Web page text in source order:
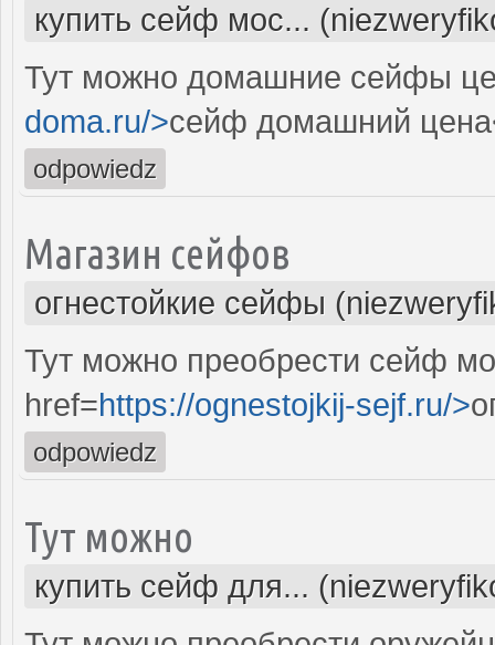
купить сейф мос...
Тут можно домашние сейфы
doma.ru/>сейф домашний
odpowiedz
Магазин сейфов
огнестойкие сейфы
Тут можно преобрести сейф
href=https://ognestojkij-sejf.ru/>
odpowiedz
Тут можно
купить сейф для...